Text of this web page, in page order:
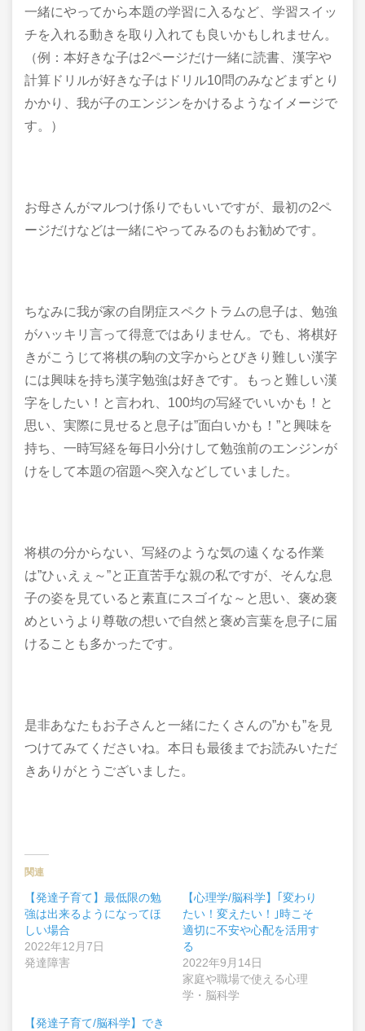
一緒にやってから本題の学習に入るなど、学習スイッ
チを入れる動きを取り入れても良いかもしれません。
（例：本好きな子は2ページだけ一緒に読書、漢字や
計算ドリルが好きな子はドリル10問のみなどまずとり
かかり、我が子のエンジンをかけるようなイメージで
す。）
お母さんがマルつけ係りでもいいですが、最初の2ペ
ージだけなどは一緒にやってみるのもお勧めです。
ちなみに我が家の自閉症スペクトラムの息子は、勉強
がハッキリ言って得意ではありません。でも、将棋好
きがこうじて将棋の駒の文字からとびきり難しい漢字
には興味を持ち漢字勉強は好きです。もっと難しい漢
字をしたい！と言われ、100均の写経でいいかも！と
思い、実際に見せると息子は”面白いかも！”と興味を
持ち、一時写経を毎日小分けして勉強前のエンジンが
けをして本題の宿題へ突入などしていました。
将棋の分からない、写経のような気の遠くなる作業
は”ひぃえぇ～”と正直苦手な親の私ですが、そんな息
子の姿を見ていると素直にスゴイな～と思い、褒め褒
めというより尊敬の想いで自然と褒め言葉を息子に届
けることも多かったです。
是非あなたもお子さんと一緒にたくさんの”かも”を見
つけてみてくださいね。本日も最後までお読みいただ
きありがとうございました。
関連
【発達子育て】最低限の勉
強は出来るようになってほ
しい場合
2022年12月7日
発達障害
【心理学/脳科学】｢変わり
たい！変えたい！｣時こそ
適切に不安や心配を活用す
る
2022年9月14日
家庭や職場で使える心理
学・脳科学
【発達子育て/脳科学】でき